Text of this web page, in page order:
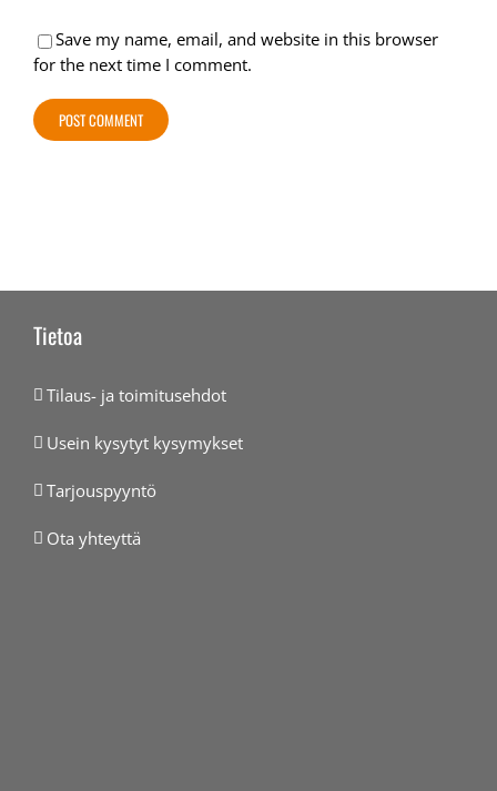
Save my name, email, and website in this browser
for the next time I comment.
Tietoa
Tilaus- ja toimitusehdot
Usein kysytyt kysymykset
Tarjouspyyntö
Ota yhteyttä